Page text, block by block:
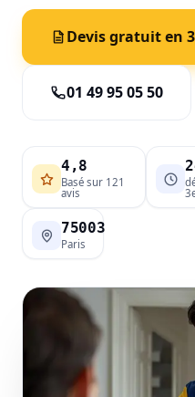
Devis gratuit en
01 49 95 05 50
4,8
Basé sur 121
avis
75003
Paris